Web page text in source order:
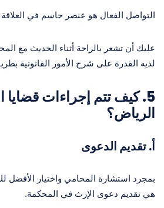
التواصل الفعال هو عنصر حاسم في
عليك أن تشعر بالراحة أثناء الحديث مع
لديه القدرة على شرح الأمور القانونية
5. كيف تتم إجراءات
الرياض؟
أ. تقديم الدعوى
بمجرد استشارة المحامي واختيار الأفضل
هي تقديم دعوى الإرث في المحكمة.